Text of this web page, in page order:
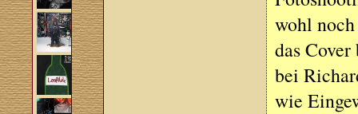
wohl
das
bei
wie